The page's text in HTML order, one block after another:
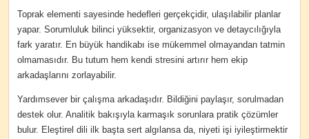
Toprak elementi sayesinde hedefleri gerçekçidir, ulaşılabilir planlar
yapar. Sorumluluk bilinci yüksektir, organizasyon ve detaycılığıyla
fark yaratır. En büyük handikabı ise mükemmel olmayandan tatmin
olmamasıdır. Bu tutum hem kendi stresini artırır hem ekip
arkadaşlarını zorlayabilir.
Yardımsever bir çalışma arkadaşıdır. Bildiğini paylaşır, sorulmadan
destek olur. Analitik bakışıyla karmaşık sorunlara pratik çözümler
bulur. Eleştirel dili ilk başta sert algılansa da, niyeti işi iyileştirmektir